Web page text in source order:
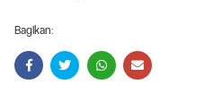
Bagikan: